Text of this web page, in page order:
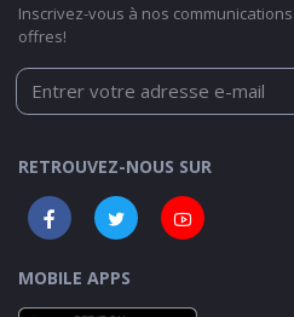
Inscrivez-vous à nos
offres!
RETROUVEZ-NOUS SUR
MOBILE APPS